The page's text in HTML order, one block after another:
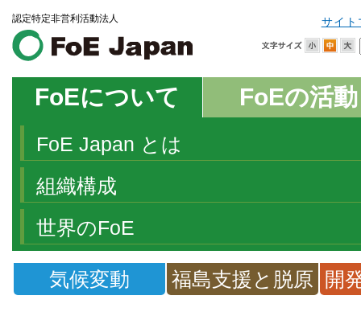
認定特定非営利活動法人 サイト
FoEについて FoEの活動
FoE Japan とは
組織構成
世界のFoE
気候変動
福島支援と脱原
開